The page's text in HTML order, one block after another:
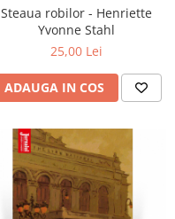
Steaua robilor - Henriette
Yvonne Stahl
25,00 Lei
ADAUGA IN COS